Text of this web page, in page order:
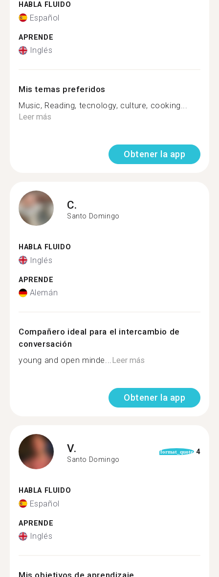
HABLA FLUIDO
Español
APRENDE
Inglés
Mis temas preferidos
Music, Reading, tecnology, culture, cooking...
Leer más
Obtener la app
C.
Santo Domingo
HABLA FLUIDO
Inglés
APRENDE
Alemán
Compañero ideal para el intercambio de
conversación
young and open minde...Leer más
Obtener la app
V.
Santo Domingo
format_quote 4
HABLA FLUIDO
Español
APRENDE
Inglés
Mis objetivos de aprendizaje